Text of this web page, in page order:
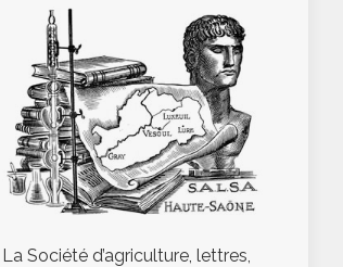
La Société d’agriculture, lettres,